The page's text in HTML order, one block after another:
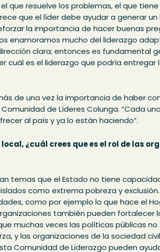
que resuelve los problemas, el que tiene
que el líder debe ayudar a generar un
la importancia de hacer buenas
enamoramos mucho del liderazgo
clara; entonces es fundamental
cuál es el liderazgo que podría entregar
de una vez la importancia de haber
de Líderes Colunga. “Cada
al país y ya lo están haciendo”.
¿cuál crees que es el rol de las
temas que el Estado no tiene
como extrema pobreza y
como por ejemplo lo que hace el
también pueden fortalecer
muchas veces las políticas públicas no
y las organizaciones de la sociedad
Comunidad de Liderazgo pueden